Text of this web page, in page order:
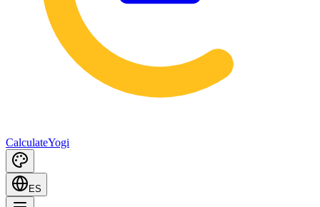
CalculateYogi
ES